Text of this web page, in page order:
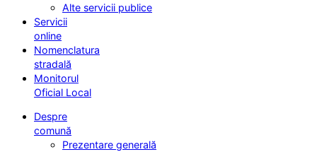
Alte servicii publice
Servicii
online
Nomenclatura
stradală
Monitorul
Oficial Local
Despre
comună
Prezentare generală